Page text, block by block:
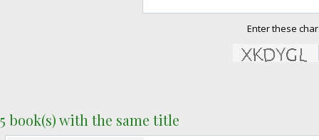
Enter these
5 book(s) with the same title